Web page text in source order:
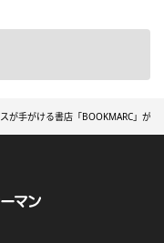
が手がける書店「BOOKMARC」が原